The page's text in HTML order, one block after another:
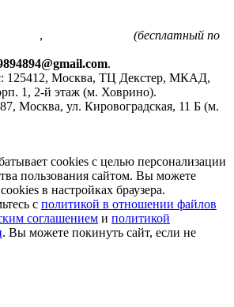
,
(бесплатный по
.
125412, Москва, ТЦ Декстер, МКАД,
1, 2-й этаж (м. Ховрино).
, Москва, ул. Кировоградская, 11 Б (м.
сookies с целью персонализации
пользования сайтом. Вы можете
в настройках браузера.
с политикой в отношении файлов
соглашением и политикой
. Вы можете покинуть сайт, если не